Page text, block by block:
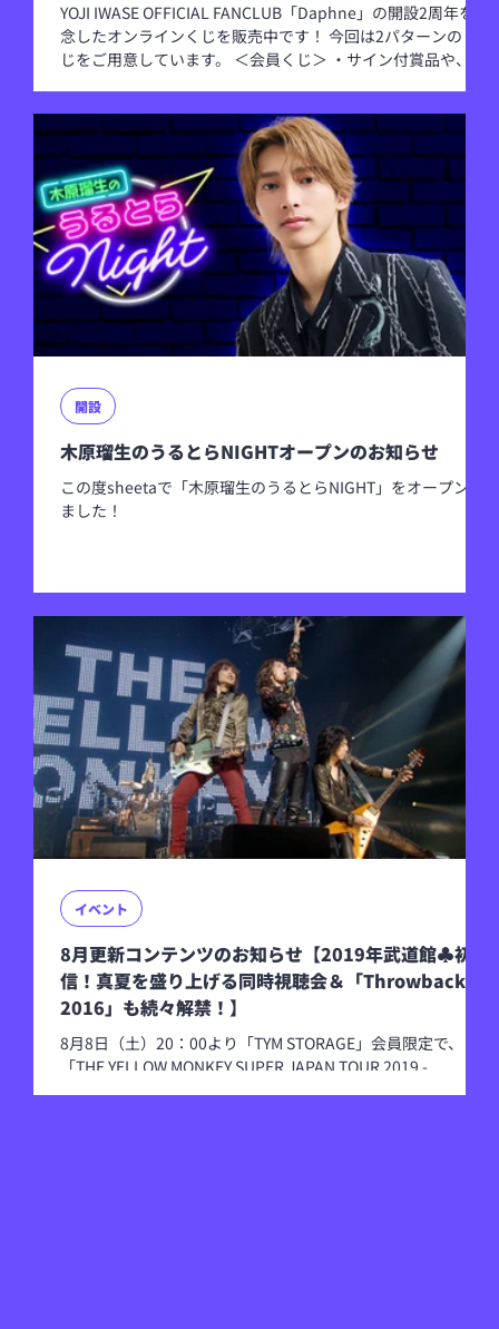
YOJI IWASE OFFICIAL FANCLUB「Daphne」の開設2周年を記
念したオンラインくじを販売中です！ 今回は2パターンのく
じをご用意しています。 ＜会員くじ＞ ・サイン付賞品や、撮
ド」も会員様限定の特典です！ ※YOJI IWASE OFFICIAL
FANCLUB 「Daphne」の有料会員登録が必要となります。
（月額会員、年額会員いずれも対象です。） ＜通常くじ＞ ・
会員限定賞品を除いたラインナップです。 ※アカウント登録
（無料）のみでどなたでもご参加いただけます。
木原瑠生のうるとらNIGHTオープンのお知らせ
この度sheetaで「木原瑠生のうるとらNIGHT」をオープンし
ました！
開設
8月更新コンテンツのお知らせ【2019年武道館♣初配
信！真夏を盛り上げる同時視聴会＆「Throwback to
2016」も続々解禁！】
8月8日（土）20：00より「TYM STORAGE」会員限定で、
「THE YELLOW MONKEY SUPER JAPAN TOUR 2019 -
GRATEFUL SPOONFUL- ♣CLOVER」を楽しめるオンライン同
イベント